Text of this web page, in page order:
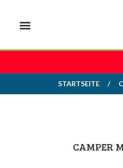
STARTSEITE
CAMPER